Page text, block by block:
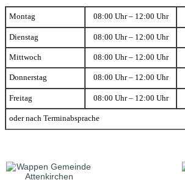
Montag 08:00 Uhr – 12:00 Uhr
Dienstag 08:00 Uhr – 12:00 Uhr
Mittwoch 08:00 Uhr – 12:00 Uhr
Donnerstag 08:00 Uhr – 12:00 Uhr
Freitag 08:00 Uhr – 12:00 Uhr
oder nach Terminabsprache